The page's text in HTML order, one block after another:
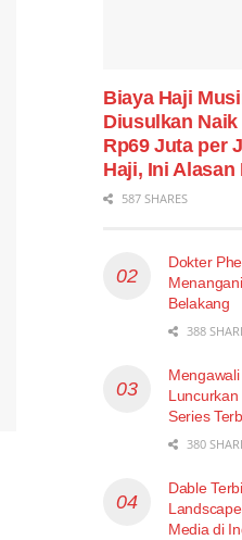
Biaya Haji
Diusulkan Naik
Rp69 Juta per
Haji, Ini Alasan
587 SHARES
Dokter
Belakang
388
Luncurkan
Series
380
Dable
Media di